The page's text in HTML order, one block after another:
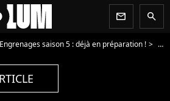
newsletter search
Engrenages saison 5 : déjà en préparation !